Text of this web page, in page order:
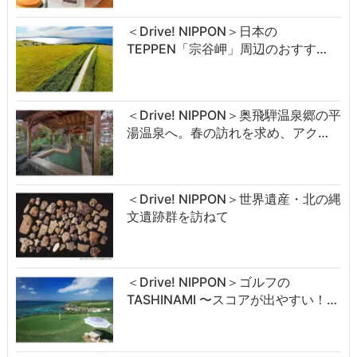
＜Drive! NIPPON＞日本の
TEPPEN「宗谷岬」周辺のおすす…
＜Drive! NIPPON＞奥飛騨温泉郷の平
湯温泉へ。春の訪れを求め、アク…
＜Drive! NIPPON＞世界遺産・北の縄
文遺跡群を訪ねて
＜Drive! NIPPON＞ゴルフの
TASHINAMI 〜スコアが出やすい！…